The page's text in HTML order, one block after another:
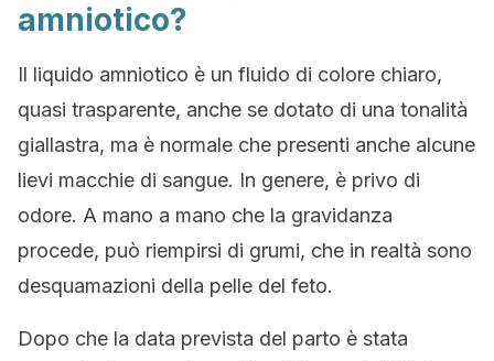
amniotico?
Il liquido amniotico è un fluido di colore chiaro,
quasi trasparente, anche se dotato di una tonalità
giallastra, ma è normale che presenti anche alcune
lievi macchie di sangue. In genere, è privo di
odore. A mano a mano che la gravidanza
procede, può riempirsi di grumi, che in realtà sono
desquamazioni della pelle del feto.
Dopo che la data prevista del parto è stata